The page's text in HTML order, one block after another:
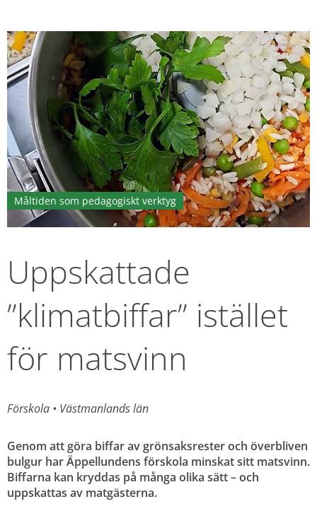
Måltiden som pedagogiskt verktyg
Uppskattade
”klimatbiffar” istället
för matsvinn
Förskola • Västmanlands län
Genom att göra biffar av grönsaksrester och överbliven
bulgur har Äppellundens förskola minskat sitt matsvinn.
Biffarna kan kryddas på många olika sätt – och
uppskattas av matgästerna.